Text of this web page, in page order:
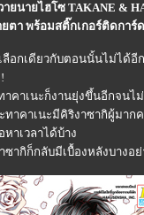
ายนายไฮโซ TAKANE &
ตา พร้อมสติ๊กเกอร์ติดการ์
ลือกเดียวกับตอนนั้นไม่ได้
าคาเนะก็งานยุ่งขึ้นอีกจน
าคาเนะมีคิริงาซากิผู้มา
หาเวลาได้บ้าง
ซากิก็กลับมีเบื้องหลังบางอย่